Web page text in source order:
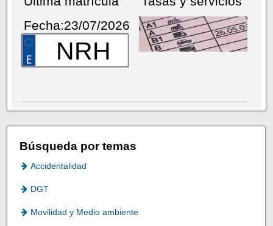
Fecha:23/07/2026
NRH
Búsqueda por temas
Accidentalidad
DGT
Movilidad y Medio ambiente